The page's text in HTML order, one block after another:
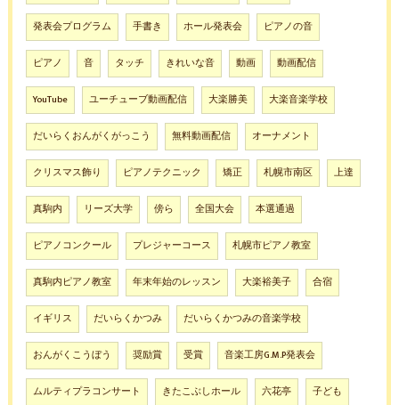
発表会プログラム 手書き ホール発表会 ピアノの音
ピアノ 音 タッチ きれいな音 動画 動画配信
YouTube ユーチューブ動画配信 大楽勝美 大楽音楽学校
だいらくおんがくがっこう 無料動画配信 オーナメント
クリスマス飾り ピアノテクニック 矯正 札幌市南区 上達
真駒内 リーズ大学 傍ら 全国大会 本選通過
ピアノコンクール プレジャーコース 札幌市ピアノ教室
真駒内ピアノ教室 年末年始のレッスン 大楽裕美子 合宿
イギリス だいらくかつみ だいらくかつみの音楽学校
おんがくこうぼう 奨励賞 受賞 音楽工房G.M.P発表会
ムルティプラコンサート きたこぶしホール 六花亭 子ども